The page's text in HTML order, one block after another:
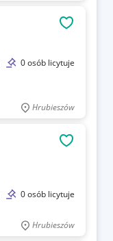
0 osób licytuje
Hrubieszów
0 osób licytuje
Hrubieszów